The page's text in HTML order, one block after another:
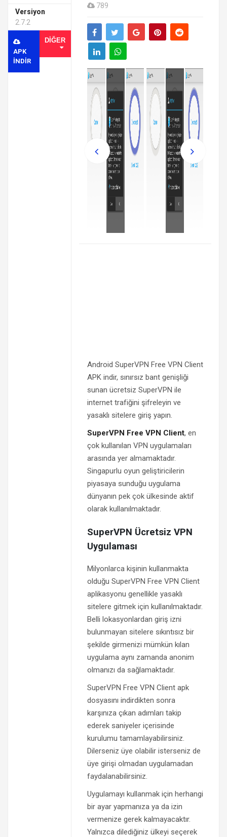
Versiyon
2.7.2
APK
INDIR
DIĞER
789
Android SuperVPN Free VPN Client
APK indir, sınırsız bant genişliği
sunan ücretsiz SuperVPN ile
internet trafiğini şifreleyin ve
yasaklı sitelere giriş yapın.
SuperVPN Free VPN Client, en
çok kullanılan VPN uygulamaları
arasında yer almamaktadır.
Singapurlu oyun geliştiricilerin
piyasaya sunduğu uygulama
dünyanın pek çok ülkesinde aktif
olarak kullanılmaktadır.
SuperVPN Ücretsiz VPN
Uygulaması
Milyonlarca kişinin kullanmakta
olduğu SuperVPN Free VPN Client
aplikasyonu genellikle yasaklı
sitelere gitmek için kullanılmaktadır.
Belli lokasyonlardan giriş izni
bulunmayan sitelere sıkıntısız bir
şekilde girmenizi mümkün kılan
uygulama aynı zamanda anonim
olmanızı da sağlamaktadır.
SuperVPN Free VPN Client apk
dosyasını indirdikten sonra
karşınıza çıkan adımları takip
ederek saniyeler içerisinde
kurulumu tamamlayabilirsiniz.
Dilerseniz üye olabilir isterseniz de
üye girişi olmadan uygulamadan
faydalanabilirsiniz.
Uygulamayı kullanmak için herhangi
bir ayar yapmanıza ya da izin
vermenize gerek kalmayacaktır.
Yalnızca dilediğiniz ülkeyi seçerek